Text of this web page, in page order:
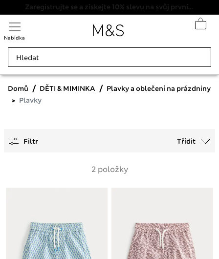
Zaregistrujte se a získejte 10% slevu na svůj první nákup
Nabídka
Domů DĚTI & MIMINKA
Plavky a oblečení na prázdniny
Plavky
Filtr Třídit
2 položky